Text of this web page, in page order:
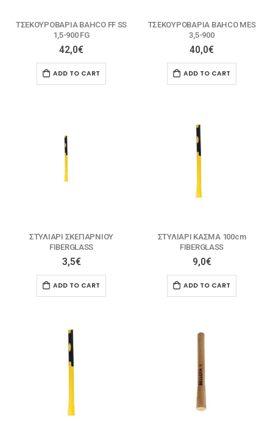
ΤΣΕΚΟΥΡΟΒΑΡΙΑ BAHCO FF SS
1,5-900 FG
42,0€
ADD TO CART
ΤΣΕΚΟΥΡΟΒΑΡΙΑ BAHCO ΜΕS
3,5-900
40,0€
ADD TO CART
ΣΤΥΛΙΑΡΙ ΣΚΕΠΑΡΝΙΟΥ
FIBERGLASS
3,5€
ADD TO CART
ΣΤΥΛΙΑΡΙ ΚΑΣΜΑ 100cm
FIBERGLASS
9,0€
ADD TO CART